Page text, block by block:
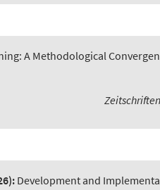
A Methodological
Development and